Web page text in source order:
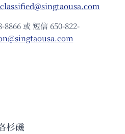
classified@singtaousa.com
8866 或 短信 650-822-
杉磯